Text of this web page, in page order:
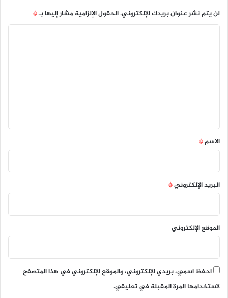
لن يتم نشر عنوان بريدك الإلكتروني.الحقول الإلزامية مشار إليها بـ*
*
الاسم*
البريد الإلكتروني*
الموقع الإلكتروني
احفظ اسمي، بريدي الإلكتروني، والموقع الإلكتروني في هذا المتصفح
لاستخدامها المرة المقبلة في تعليقي.